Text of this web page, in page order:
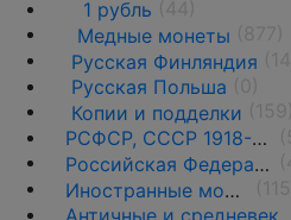
1 рубль
Медные монеты
Русская Финляндия
Русская Польша
Копии и подделки
РСФСР, СССР 1918-1991 гг.
Российская Федерация 1991 г.- н.д.
Иностранные монеты